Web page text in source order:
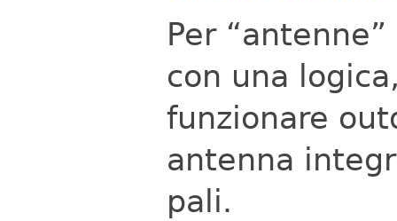
Per
con una
funzionare
antenna
pali.